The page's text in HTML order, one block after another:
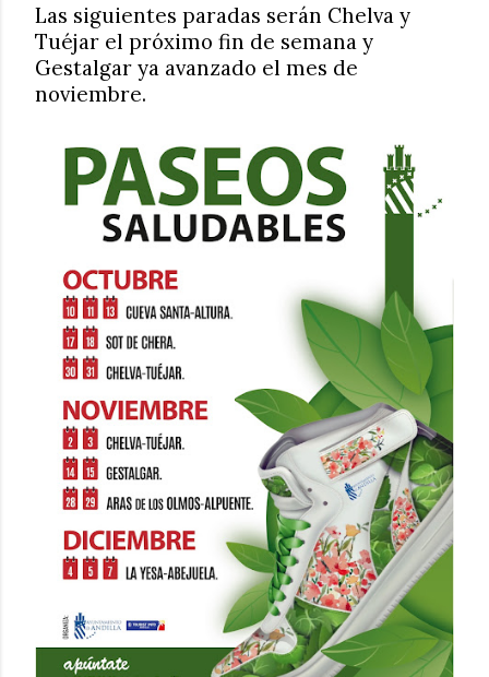
Las siguientes paradas serán Chelva y
Tuéjar el próximo fin de semana y
Gestalgar ya avanzado el mes de
noviembre.